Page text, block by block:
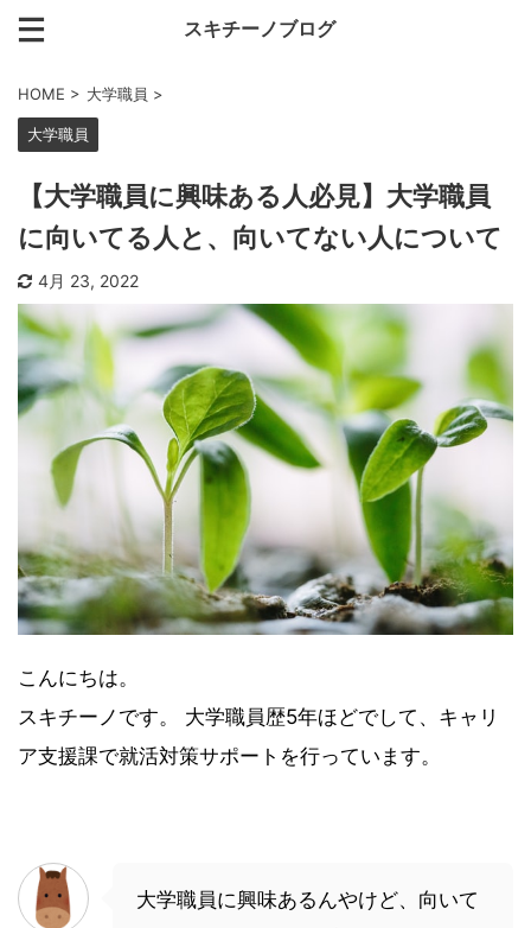
スキチーノブログ
HOME > 大学職員 >
大学職員
【大学職員に興味ある人必見】大学職員
に向いてる人と、向いてない人について
4月 23, 2022
こんにちは。
スキチーノです。 大学職員歴5年ほどでして、キャリ
ア支援課で就活対策サポートを行っています。
大学職員に興味あるんやけど、向いて